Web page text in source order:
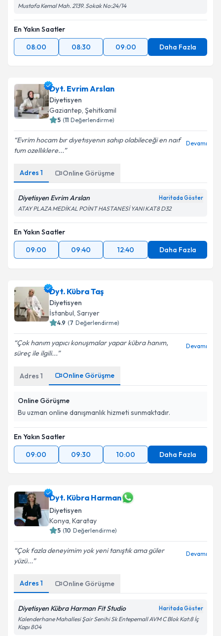
Mustafa Kemal Mah. 2139. Sokak No:24/14
En Yakın Saatler
08:00
08:30 09:00 Daha Fazla
Dyt. Evrim Arslan
Diyetisyen
Gaziantep, Şehitkamil
5 (11 Değerlendirme)
Evrim hocam bır dıyetısyenın sahıp olabileceği en naıf
tum ozellıklere...
Devamı
Adres 1 Online Görüşme
Diyetisyen Evrim Arslan Haritada Göster
ATAY PLAZA MEDİKAL POİNT HASTANESİ YANI KAT8 D32
En Yakın Saatler
09:00
09:40 12:40 Daha Fazla
Dyt. Kübra Taş
Diyetisyen
İstanbul, Sarıyer
4.9 (7 Değerlendirme)
Çok hanım yapıcı konuşmalar yapar kübra hanım,
süreç ile ilgili...
Devamı
Adres 1 Online Görüşme
Online Görüşme
Bu uzman online danışmanlık hizmeti sunmaktadır.
En Yakın Saatler
09:00
09:30 10:00 Daha Fazla
Dyt. Kübra Harman
Diyetisyen
Konya, Karatay
5 (10 Değerlendirme)
Çok fazla deneyimim yok yeni tanıştık ama güler
yüzü...
Devamı
Adres 1 Online Görüşme
Diyetisyen Kübra Harman Fit Studio Haritada Göster
Kalenderhane Mahallesi Şair Senihi Sk Entepemall AVM C Blok Kat:8 İç
Kapı 804